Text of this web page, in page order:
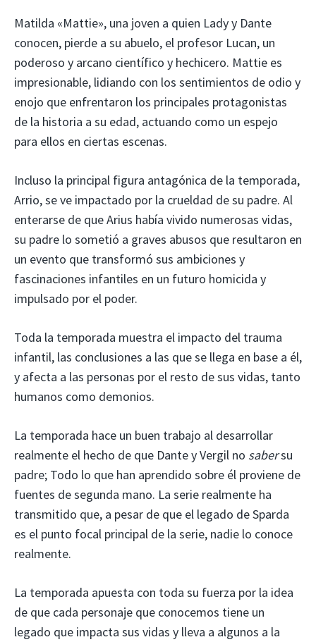
Matilda «Mattie», una joven a quien Lady y Dante
conocen, pierde a su abuelo, el profesor Lucan, un
poderoso y arcano científico y hechicero. Mattie es
impresionable, lidiando con los sentimientos de odio y
enojo que enfrentaron los principales protagonistas
de la historia a su edad, actuando como un espejo
para ellos en ciertas escenas.
Incluso la principal figura antagónica de la temporada,
Arrio, se ve impactado por la crueldad de su padre. Al
enterarse de que Arius había vivido numerosas vidas,
su padre lo sometió a graves abusos que resultaron en
un evento que transformó sus ambiciones y
fascinaciones infantiles en un futuro homicida y
impulsado por el poder.
Toda la temporada muestra el impacto del trauma
infantil, las conclusiones a las que se llega en base a él,
y afecta a las personas por el resto de sus vidas, tanto
humanos como demonios.
La temporada hace un buen trabajo al desarrollar
realmente el hecho de que Dante y Vergil no sabersu
padre; Todo lo que han aprendido sobre él proviene de
fuentes de segunda mano. La serie realmente ha
transmitido que, a pesar de que el legado de Sparda
es el punto focal principal de la serie, nadie lo conoce
realmente.
La temporada apuesta con toda su fuerza por la idea
de que cada personaje que conocemos tiene un
legado que impacta sus vidas y lleva a algunos a la